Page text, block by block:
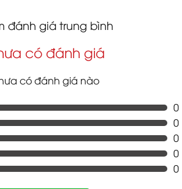
đánh giá trung bình
có đánh giá
có đánh giá nào
0
0
0
0
0